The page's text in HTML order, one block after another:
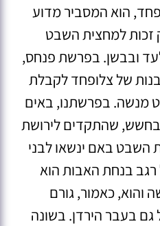
הוא המסביר מדוע
זכות למחצית השבט
ובבשן. בפרשת פנחס,
של צלופחד לקבלת
מנשה. בפרשתנו, באים
שהתקדים לירושת
השבט באם ינשאו לבני
בנחת האבות הוא
והוא, כאמור, גורם
בעבר הירדן. בשונה